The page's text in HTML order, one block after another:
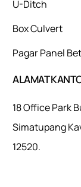
U-Ditch
Box Culvert
Pagar Panel
ALAMAT
18 Office Park
Simatupang
12520.